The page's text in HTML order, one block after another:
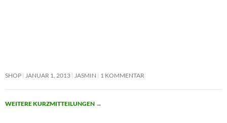
SHOP JANUAR 1, 2013 JASMIN 1 KOMMENTAR
WEITERE KURZMITTEILUNGEN →